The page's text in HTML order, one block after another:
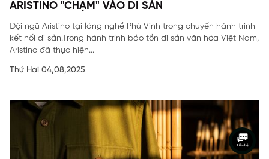
ARISTINO "CHẠM" VÀO DI SẢN
Đội ngũ Aristino tại làng nghề Phú Vinh trong chuyến hành trình
kết nối di sản.Trong hành trình bảo tồn di sản văn hóa Việt Nam,
Aristino đã thực hiện...
Thứ Hai 04,08,2025